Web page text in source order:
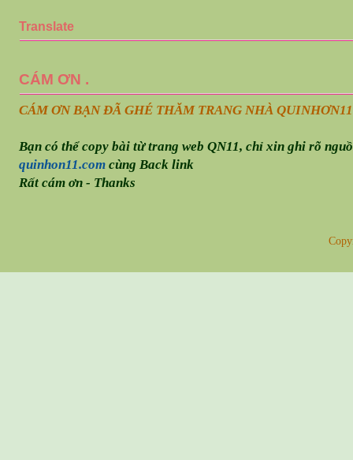
Translate
CÁM ƠN .
CÁM ƠN BẠN ĐÃ GHÉ THĂM TRANG NHÀ QUINHƠN
Bạn có thể copy bài từ trang web QN11, chỉ xin ghi rõ
quinhon11.comcùng Back link
Rất cám ơn - Thanks